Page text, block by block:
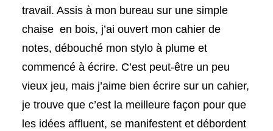
travail. Assis à mon bureau sur une simple
chaise en bois, j’ai ouvert mon cahier de
notes, débouché mon stylo à plume et
commencé à écrire. C’est peut-être un peu
vieux jeu, mais j’aime bien écrire sur un cahier,
je trouve que c’est la meilleure façon pour que
les idées affluent, se manifestent et débordent